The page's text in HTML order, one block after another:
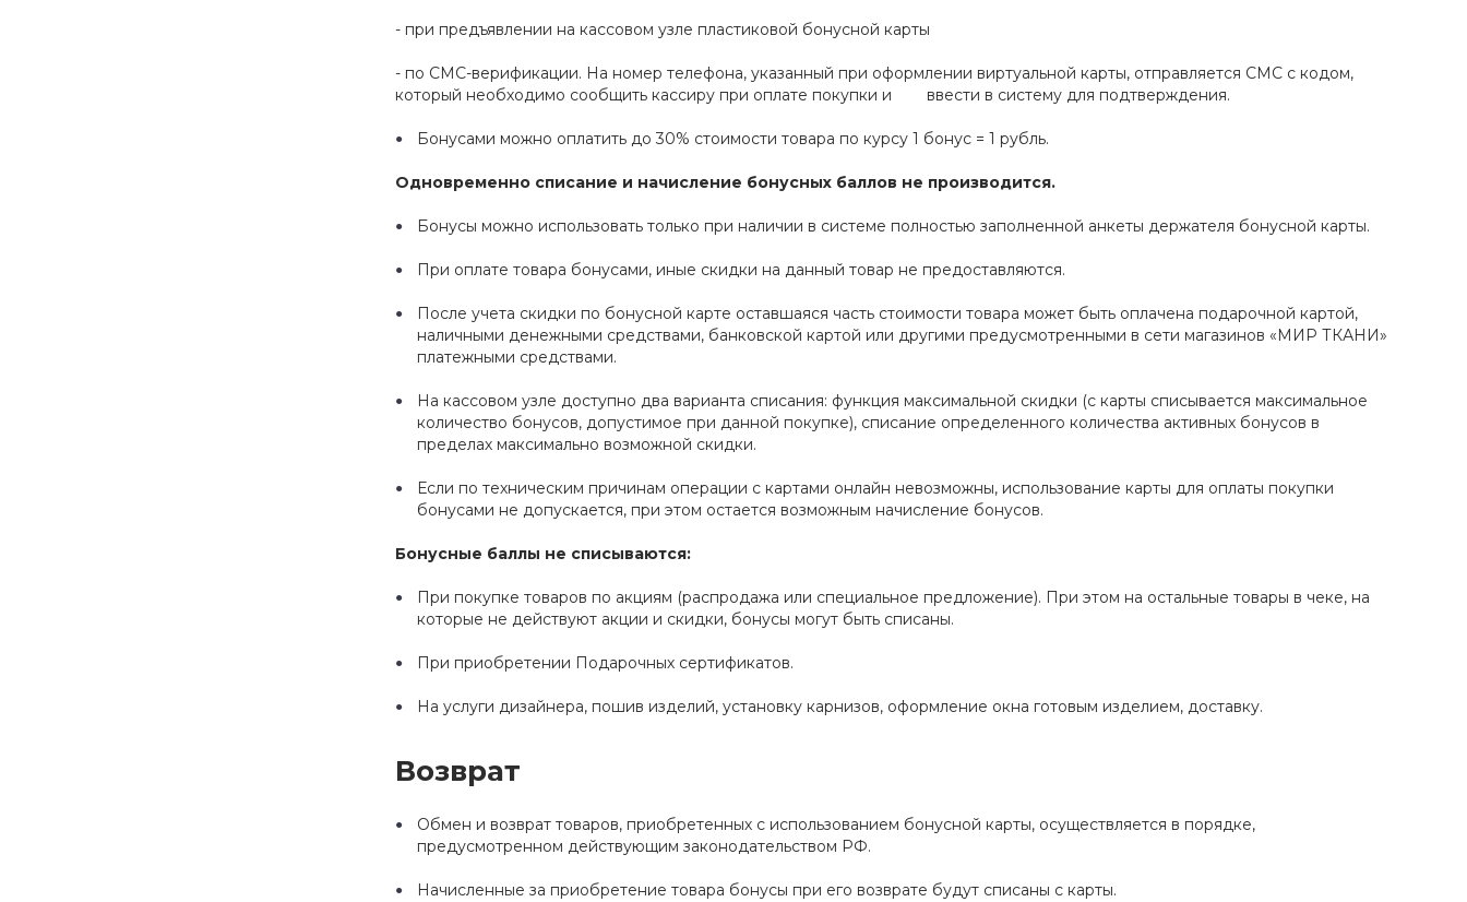
- при предъявлении на кассовом узле пластиковой бонусной карты
- по СМС-верификации. На номер телефона, указанный при оформлении виртуальной карты, отправляется СМС с кодом,
который необходимо сообщить кассиру при оплате покупки и ввести в систему для подтверждения.
Бонусами можно оплатить до 30% стоимости товара по курсу 1 бонус = 1 рубль.
Одновременно списание и начисление бонусных баллов не производится.
Бонусы можно использовать только при наличии в системе полностью заполненной анкеты держателя бонусной карты.
При оплате товара бонусами, иные скидки на данный товар не предоставляются.
После учета скидки по бонусной карте оставшаяся часть стоимости товара может быть оплачена подарочной картой,
наличными денежными средствами, банковской картой или другими предусмотренными в сети магазинов «МИР ТКАНИ»
платежными средствами.
На кассовом узле доступно два варианта списания: функция максимальной скидки (с карты списывается максимальное
количество бонусов, допустимое при данной покупке), списание определенного количества активных бонусов в
пределах максимально возможной скидки.
Если по техническим причинам операции с картами онлайн невозможны, использование карты для оплаты покупки
бонусами не допускается, при этом остается возможным начисление бонусов.
Бонусные баллы не списываются:
При покупке товаров по акциям (распродажа или специальное предложение). При этом на остальные товары в чеке, на
которые не действуют акции и скидки, бонусы могут быть списаны.
При приобретении Подарочных сертификатов.
На услуги дизайнера, пошив изделий, установку карнизов, оформление окна готовым изделием, доставку.
Возврат
Обмен и возврат товаров, приобретенных с использованием бонусной карты, осуществляется в порядке,
предусмотренном действующим законодательством РФ.
Начисленные за приобретение товара бонусы при его возврате будут списаны с карты.